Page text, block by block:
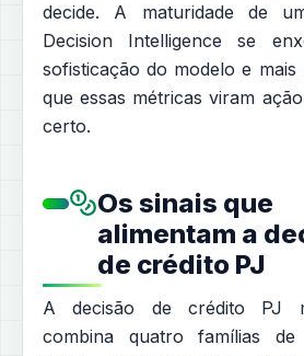
decide. A maturidade de
Decision Intelligence se
sofisticação do modelo e mais
que essas métricas viram
certo.
Os sinais que
alimentam a
de crédito PJ
A decisão de crédito PJ
combina quatro famílias de